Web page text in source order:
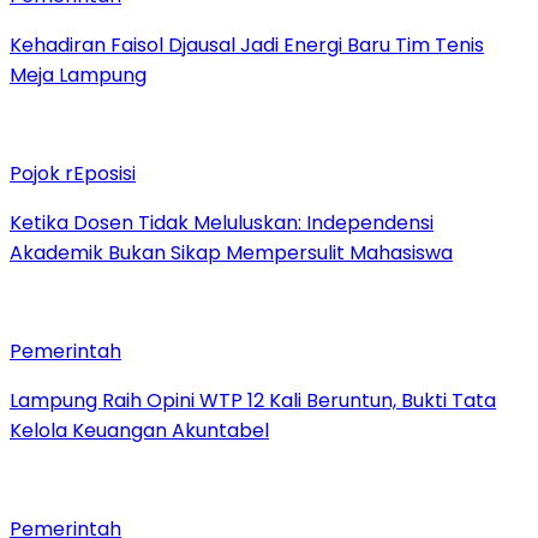
Kehadiran Faisol Djausal Jadi Energi Baru Tim Tenis
Meja Lampung
Pojok rEposisi
Ketika Dosen Tidak Meluluskan: Independensi
Akademik Bukan Sikap Mempersulit Mahasiswa
Pemerintah
Lampung Raih Opini WTP 12 Kali Beruntun, Bukti Tata
Kelola Keuangan Akuntabel
Pemerintah